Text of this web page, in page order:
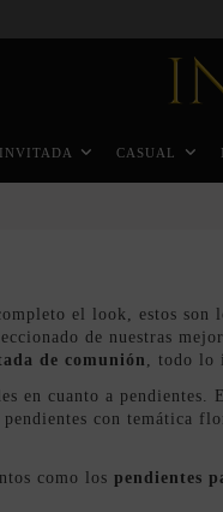
INVITADA CASUAL
el look, estos son
de nuestras
de comunión , todo lo
en cuanto a pendientes.
con temática
como los pendientes